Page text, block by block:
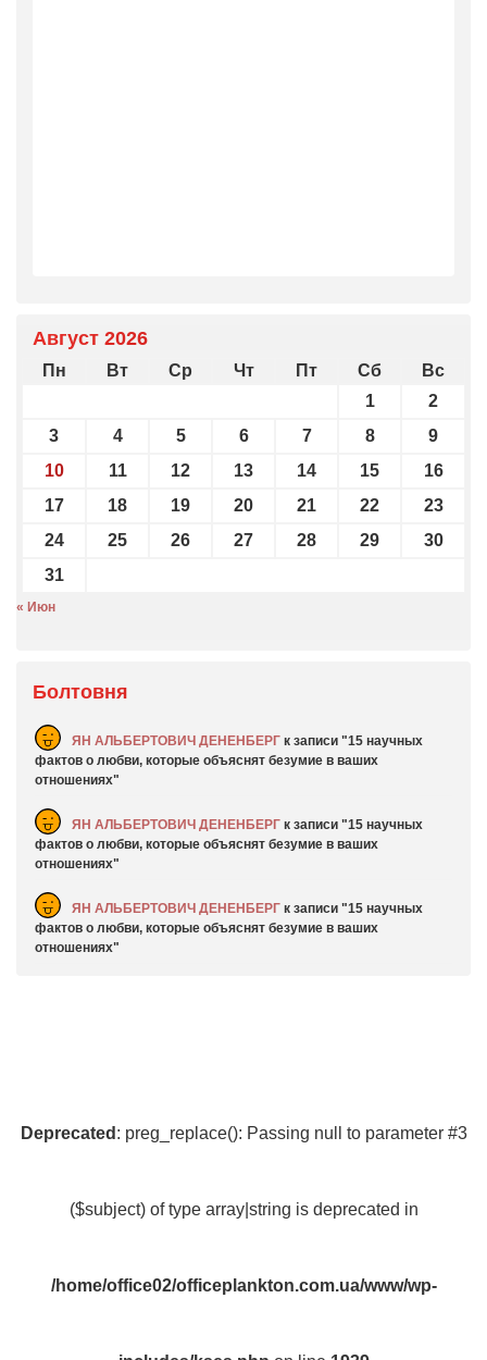
Август 2026
Пн Вт Ср Чт Пт Сб
Вс
1
2
3
4 5 6 7 8
9
10
11 12 13 14 15
16
17
18 19 20 21 22
23
24
25 26 27 28 29
30
31
« Июн
Болтовня
ЯН АЛЬБЕРТОВИЧ ДЕНЕНБЕРГ к записи
15 научных
фактов о любви, которые объяснят безумие в ваших
отношениях
ЯН АЛЬБЕРТОВИЧ ДЕНЕНБЕРГ к записи
15 научных
фактов о любви, которые объяснят безумие в ваших
отношениях
ЯН АЛЬБЕРТОВИЧ ДЕНЕНБЕРГ к записи
15 научных
фактов о любви, которые объяснят безумие в ваших
отношениях
Deprecated : preg_replace(): Passing null to parameter #3
($subject) of type array|string is deprecated in
/home/office02/officeplankton.com.ua/www/wp-